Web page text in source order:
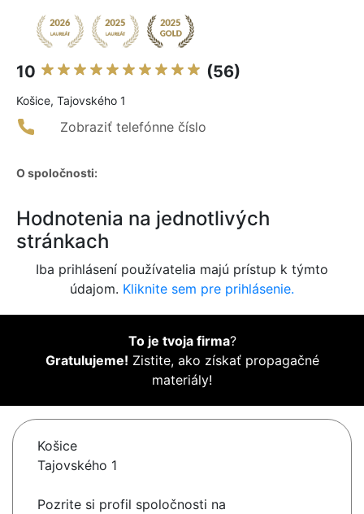
10 (56)
Košice, Tajovského 1
Zobraziť telefónne číslo
O spoločnosti:
Hodnotenia na jednotlivých
stránkach
Iba prihlásení používatelia majú prístup k týmto
údajom. Kliknite sem pre prihlásenie.
To je tvoja firma?
Gratulujeme! Zistite, ako získať propagačné
materiály!
Košice
Tajovského 1
Pozrite si profil spoločnosti na